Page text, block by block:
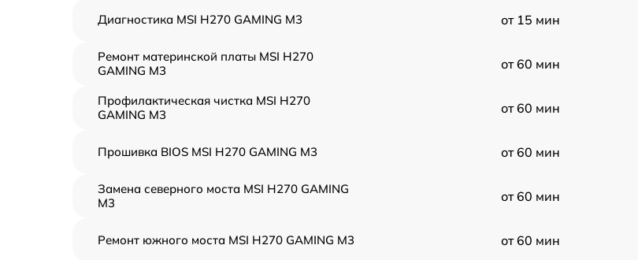
Диагностика MSI H270 GAMING M3 от 15 мин
Ремонт материнской платы MSI H270
GAMING M3
от 60 мин
Профилактическая чистка MSI H270
GAMING M3
от 60 мин
Прошивка BIOS MSI H270 GAMING M3 от 60 мин
Замена северного моста MSI H270 GAMING
M3
от 60 мин
Ремонт южного моста MSI H270 GAMING M3 от 60 мин